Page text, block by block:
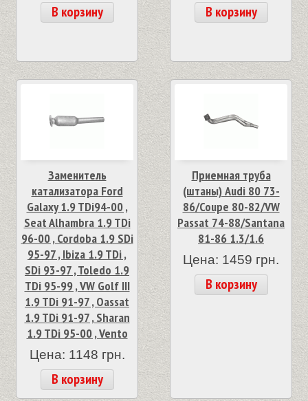
В корзину В корзину
Заменитель
катализатора Ford
Galaxy 1.9 TDi94-00 ,
Seat Alhambra 1.9 TDi
96-00 , Cordoba 1.9 SDi
95-97 , Ibiza 1.9 TDi ,
SDi 93-97 , Toledo 1.9
TDi 95-99 , VW Golf III
1.9 TDi 91-97 , Oassat
1.9 TDi 91-97 , Sharan
1.9 TDi 95-00 , Vento
Цена: 1148 грн.
В корзину
Приемная труба
(штаны) Audi 80 73-
86/Coupe 80-82/VW
Passat 74-88/Santana
81-86 1.3/1.6
Цена: 1459 грн.
В корзину